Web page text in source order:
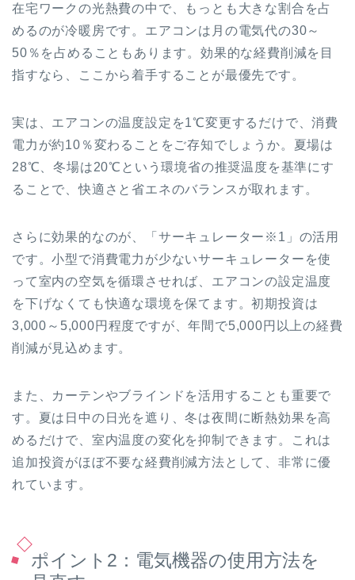
在宅ワークの光熱費の中で、もっとも大きな割合を占
めるのが冷暖房です。エアコンは月の電気代の30～
50％を占めることもあります。効果的な経費削減を目
指すなら、ここから着手することが最優先です。
実は、エアコンの温度設定を1℃変更するだけで、消費
電力が約10％変わることをご存知でしょうか。夏場は
28℃、冬場は20℃という環境省の推奨温度を基準にす
ることで、快適さと省エネのバランスが取れます。
さらに効果的なのが、「サーキュレーター※1」の活用
です。小型で消費電力が少ないサーキュレーターを使
って室内の空気を循環させれば、エアコンの設定温度
を下げなくても快適な環境を保てます。初期投資は
3,000～5,000円程度ですが、年間で5,000円以上の経費
削減が見込めます。
また、カーテンやブラインドを活用することも重要で
す。夏は日中の日光を遮り、冬は夜間に断熱効果を高
めるだけで、室内温度の変化を抑制できます。これは
追加投資がほぼ不要な経費削減方法として、非常に優
れています。
ポイント2：電気機器の使用方法を